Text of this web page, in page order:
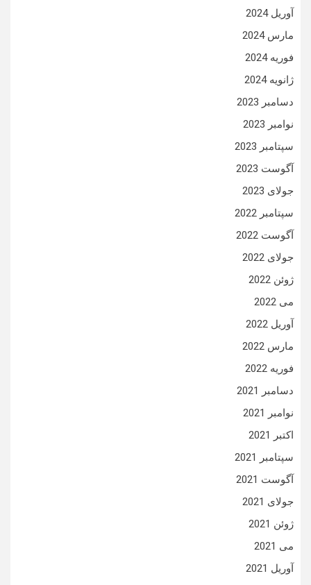
آوریل 2024
مارس 2024
فوریه 2024
ژانویه 2024
دسامبر 2023
نوامبر 2023
سپتامبر 2023
آگوست 2023
جولای 2023
سپتامبر 2022
آگوست 2022
جولای 2022
ژوئن 2022
می 2022
آوریل 2022
مارس 2022
فوریه 2022
دسامبر 2021
نوامبر 2021
اکتبر 2021
سپتامبر 2021
آگوست 2021
جولای 2021
ژوئن 2021
می 2021
آوریل 2021